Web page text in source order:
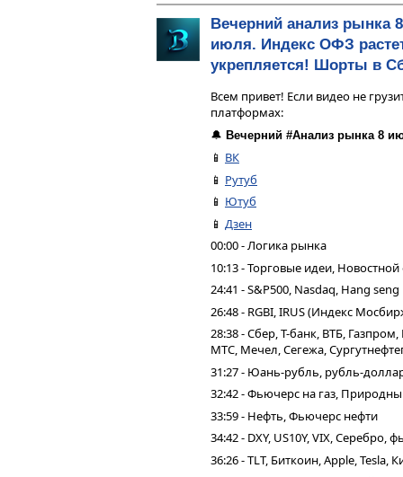
Вечерний анализ рынка 8
июля. Индекс ОФЗ
укрепляется! Шорты в
Всем привет! Если видео не
платформах:
🔔 Вечерний #Анализ рынка 8
📱 ВК
📱 Рутуб
📱 Ютуб
📱 Дзен
00:00 - Логика рынка
10:13 - Торговые идеи,
24:41 - S&P500, Nasdaq, Hang seng
26:48 - RGBI, IRUS (Индекс
28:38 - Сбер, Т-банк, ВТБ,
МТС, Мечел, Сегежа,
31:27 - Юань-рубль, рубль-
32:42 - Фьючерс на газ,
33:59 - Нефть, Фьючерс нефти
34:42 - DXY, US10Y, VIX,
36:26 - TLT, Биткоин, Apple, Tesla,